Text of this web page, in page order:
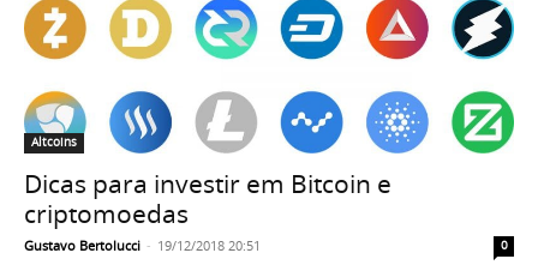
Altcoins
Dicas para investir em Bitcoin e
criptomoedas
Gustavo Bertolucci - 19/12/2018 20:51 0